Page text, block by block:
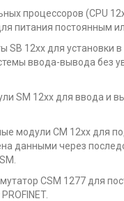
процессоров (CPU
питания постоянным
SB 12xx для установки
ввода-вывода без
SM 12xx для ввода и
модули CM 12xx для
данными через
CSM 1277 для